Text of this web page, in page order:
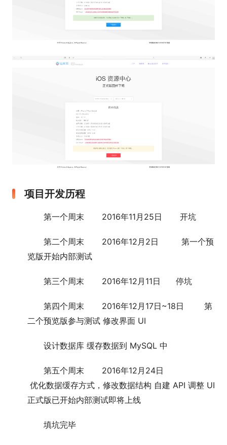
项目开发历程
第一个周末 2016年11月25日 开坑
第二个周末 2016年12月2日 第一个预
览版开始内部测试
第三个周末 2016年12月11日 停坑
第四个周末 2016年12月17日~18日 第
二个预览版参与测试 修改界面 UI
设计数据库 缓存数据到 MySQL 中
第五个周末 2016年12月24日
优化数据缓存方式，修改数据结构 自建 API 调整 UI
正式版已开始内部测试即将上线
填坑完毕